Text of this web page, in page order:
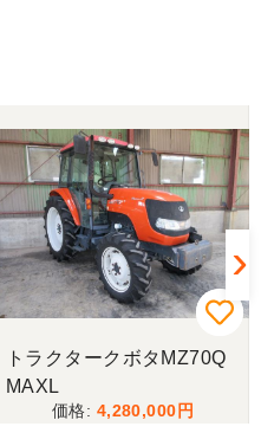
トラクタークボタMZ70Q
MAXL
4,280,000